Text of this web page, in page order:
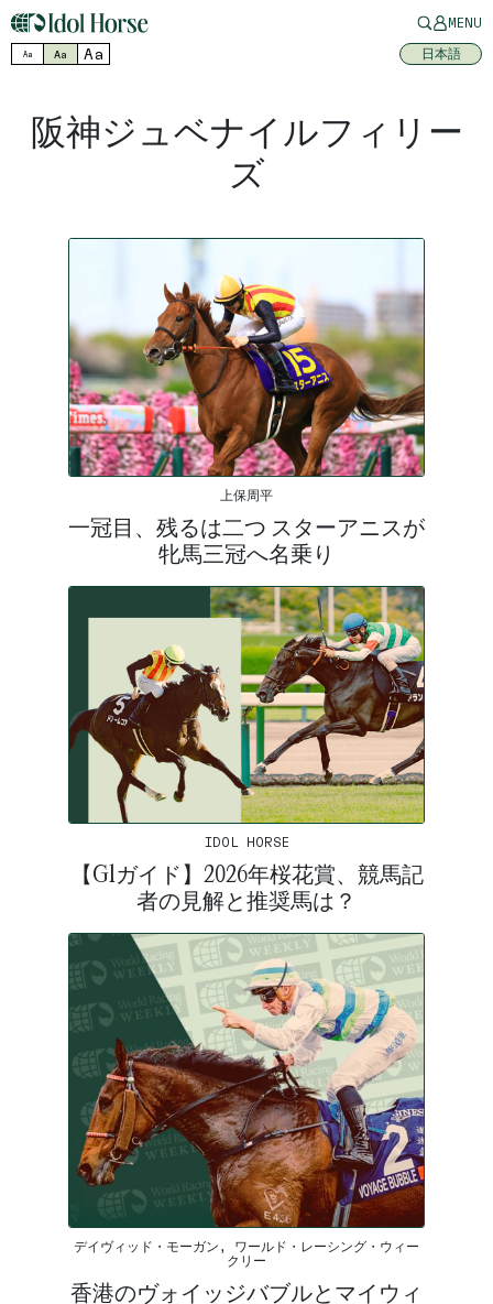
MENU
Aa Aa Aa 日本語
阪神ジュベナイルフィリー
ズ
上保周平
一冠目、残るは二つ スターアニスが
牝馬三冠へ名乗り
IDOL HORSE
【G1ガイド】2026年桜花賞、競馬記
者の見解と推奨馬は？
デイヴィッド・モーガン, ワールド・レーシング・ウィー
クリー
香港のヴォイッジバブルとマイウィ